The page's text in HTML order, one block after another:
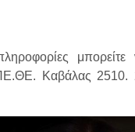
μπορείτε
Καβάλας 2510.